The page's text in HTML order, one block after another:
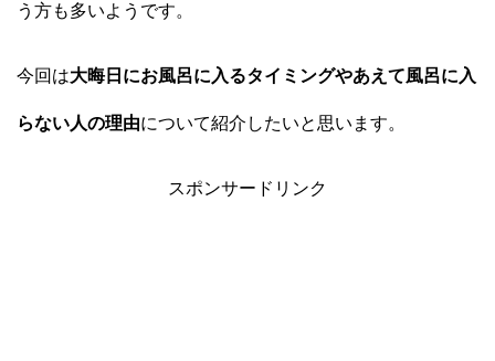
う方も多いようです。
今回は大晦日にお風呂に入るタイミングやあえて風呂に入
らない人の理由について紹介したいと思います。
スポンサードリンク